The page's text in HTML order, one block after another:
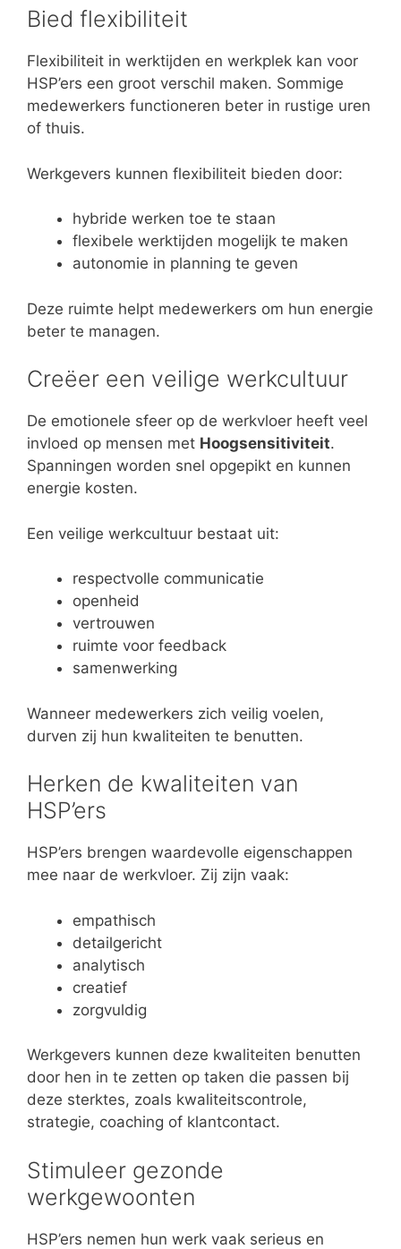
Bied flexibiliteit
Flexibiliteit in werktijden en werkplek kan voor
HSP’ers een groot verschil maken. Sommige
medewerkers functioneren beter in rustige uren
of thuis.
Werkgevers kunnen flexibiliteit bieden door:
hybride werken toe te staan
flexibele werktijden mogelijk te maken
autonomie in planning te geven
Deze ruimte helpt medewerkers om hun energie
beter te managen.
Creëer een veilige werkcultuur
De emotionele sfeer op de werkvloer heeft veel
invloed op mensen met Hoogsensitiviteit.
Spanningen worden snel opgepikt en kunnen
energie kosten.
Een veilige werkcultuur bestaat uit:
respectvolle communicatie
openheid
vertrouwen
ruimte voor feedback
samenwerking
Wanneer medewerkers zich veilig voelen,
durven zij hun kwaliteiten te benutten.
Herken de kwaliteiten van
HSP’ers
HSP’ers brengen waardevolle eigenschappen
mee naar de werkvloer. Zij zijn vaak:
empathisch
detailgericht
analytisch
creatief
zorgvuldig
Werkgevers kunnen deze kwaliteiten benutten
door hen in te zetten op taken die passen bij
deze sterktes, zoals kwaliteitscontrole,
strategie, coaching of klantcontact.
Stimuleer gezonde
werkgewoonten
HSP’ers nemen hun werk vaak serieus en